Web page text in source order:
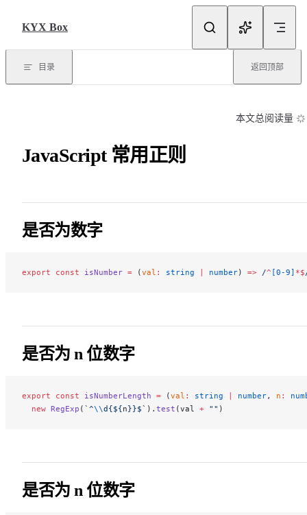
KYX Box
目录 返回顶部
本文总阅读量
JavaScript 常用正则
是否为数字
export const isNumber = (val : string | number) => /^ [0-9] *$
是否为 n 位数字
export const isNumberLength = (val : string | number, n :
  new
RegExp ( `^\\d{${n}}$` ). test (val + "" )
是否为 n 位数字